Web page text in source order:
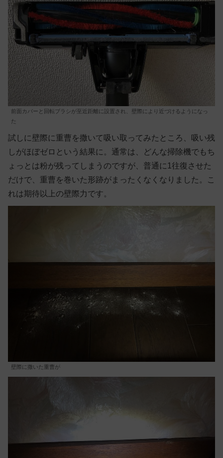
前面カバーと回転ブラシが至近距離に設置され、壁際により近づけるようになっ
た
試しに壁際に重曹を撒いて吸い取ってみたところ、吸い残
しがほぼゼロという結果に。通常は、どんな掃除機でもち
ょっとは粉が残ってしまうのですが、普通に1往復させた
だけで、重曹を巻いた形跡がまったくなくなりました。こ
れは期待以上の壁際力です。
壁際に撒いた重曹が